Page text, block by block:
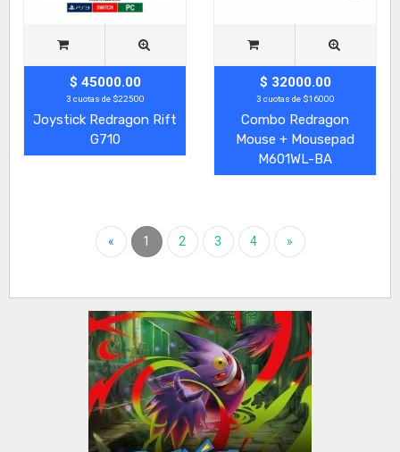
$ 45000.00
3 cuotas de $22500
Joystick Redragon Rift
G710
$ 32000.00
3 cuotas de $16000
Combo Redragon
Mouse + Mousepad
M601WL-BA
« 1 2 3 4 »